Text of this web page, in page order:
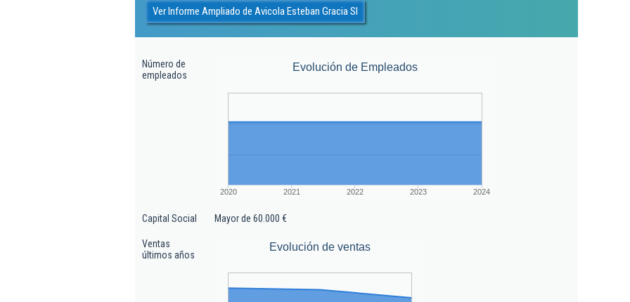
Ver Informe Ampliado de Avicola Esteban Gracia Sl
Número de
empleados
Evolución de Empleados
2020 2021 2022 2023 2024
Capital Social Mayor de 60.000 €
Ventas
últimos años
Evolución de ventas